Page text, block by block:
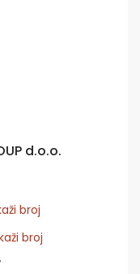
d.o.o.
broj
broj